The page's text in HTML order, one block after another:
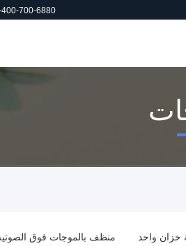
700-6880
خزان واحد منظف ​​بالموجات فوق